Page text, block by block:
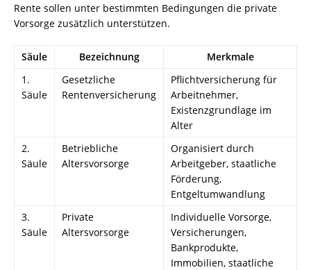
Rente sollen unter bestimmten Bedingungen die private
Vorsorge zusätzlich unterstützen.
Säule Bezeichnung
Merkmale
1.
Säule
Gesetzliche
Rentenversicherung
Pflichtversicherung für
Arbeitnehmer,
Existenzgrundlage im
Alter
2.
Säule
Betriebliche
Altersvorsorge
Organisiert durch
Arbeitgeber, staatliche
Förderung,
Entgeltumwandlung
3.
Säule
Private
Altersvorsorge
Individuelle Vorsorge,
Versicherungen,
Bankprodukte,
Immobilien, staatliche